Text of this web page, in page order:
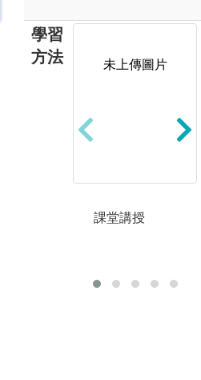
學習
方法
未上傳圖片
課堂講授